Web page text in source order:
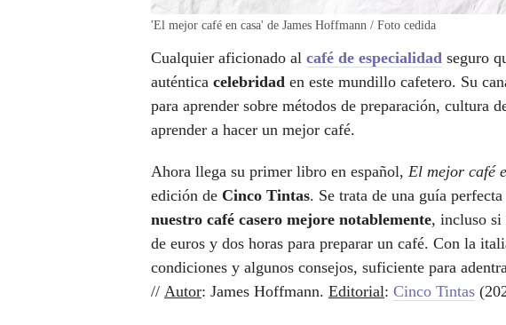
'El mejor café en casa' de James Hoffmann / Foto cedida
Cualquier aficionado al café de especialidad seguro
auténtica celebridad en este mundillo cafetero. Su
para aprender sobre métodos de preparación, cultura
aprender a hacer un mejor café.
Ahora llega su primer libro en español, El mejor café
edición de Cinco Tintas. Se trata de una guía
nuestro café casero mejore notablemente, incluso si
de euros y dos horas para preparar un café. Con la
condiciones y algunos consejos, suficiente para
// Autor: James Hoffmann. Editorial: Cinco Tintas